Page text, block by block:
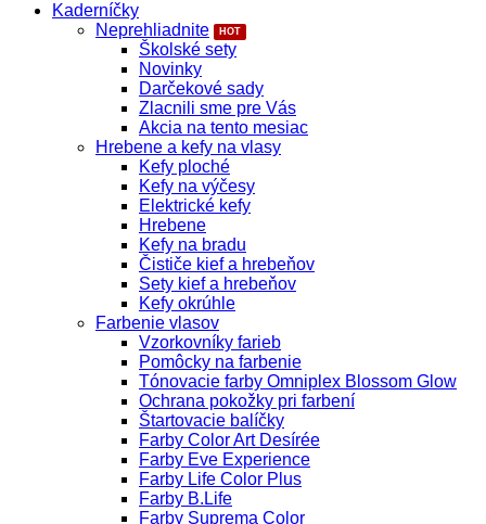
Kaderníčky
Neprehliadnite
Školské sety
Novinky
Darčekové sady
Zlacnili sme pre Vás
Akcia na tento mesiac
Hrebene a kefy na vlasy
Kefy ploché
Kefy na výčesy
Elektrické kefy
Hrebene
Kefy na bradu
Čističe kief a hrebeňov
Sety kief a hrebeňov
Kefy okrúhle
Farbenie vlasov
Vzorkovníky farieb
Pomôcky na farbenie
Tónovacie farby Omniplex Blossom Glow
Ochrana pokožky pri farbení
Štartovacie balíčky
Farby Color Art Desírée
Farby Eve Experience
Farby Life Color Plus
Farby B.Life
Farby Suprema Color